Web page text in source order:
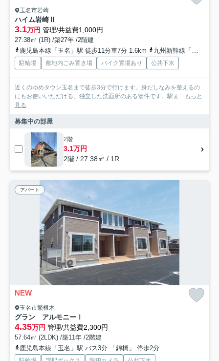
玉名市岩崎
ハイム岩崎Ⅱ
3.1万円 管理/共益費1,000円
27.38㎡ (1R) /築27年 /2階建
鹿児島本線「玉名」駅 徒歩11分車7分 1.6km
九州新幹線「新玉名」駅 徒歩35分車8分 3.5km
駐輪場 敷地内ごみ置き場 バイク置場あり 公共下水
近くのゆめタウン玉名まで徒歩3分で行けます。身だしなみを整えるの
にもお使いいただける、独立した洗面所のある物件です。駅ま...
もっと
見る
募集中の部屋
2階
3.1万円
2階 / 27.38㎡ / 1R
アパート
NEW
玉名市繁根木
グラン アルモニーⅠ
4.35万円 管理/共益費2,300円
57.64㎡ (2LDK) /築11年 /2階建
鹿児島本線「玉名」駅 バス3分 「錦橋」 停歩2分